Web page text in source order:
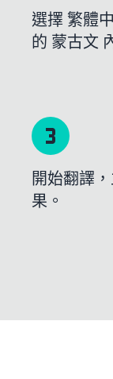
選擇 繁體
的 蒙古文
開始翻譯
果。